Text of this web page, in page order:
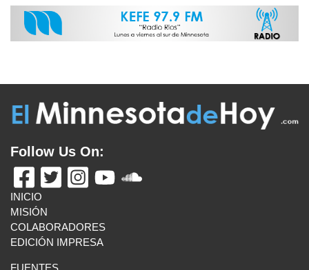
Follow Us On:
INICIO
MISIÓN
COLABORADORES
EDICIÓN IMPRESA
FUENTES